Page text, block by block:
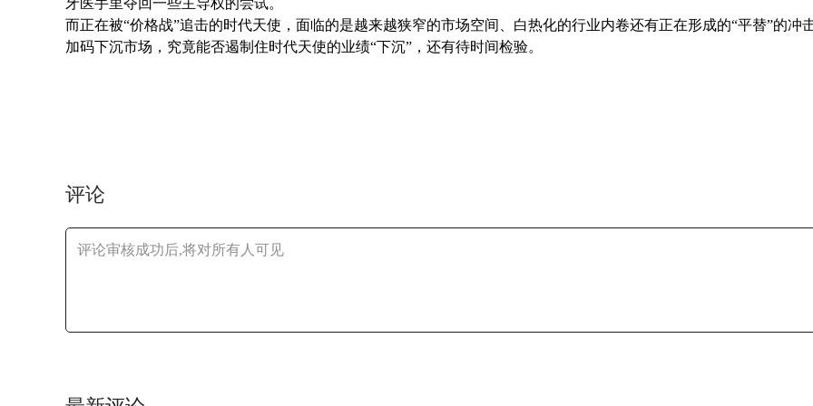
牙医手里夺回一些主导权的尝试。
而正在被“价格战”追击的时代天使，面临的是越来越狭窄的市场空间、白热化的行业内卷还有正在形成的“平替”的冲击
加码下沉市场，究竟能否遏制住时代天使的业绩“下沉”，还有待时间检验。
评论